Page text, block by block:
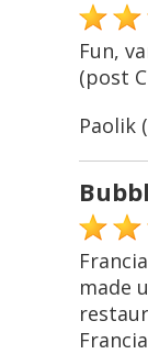
Fun,
(post
Paolik
made